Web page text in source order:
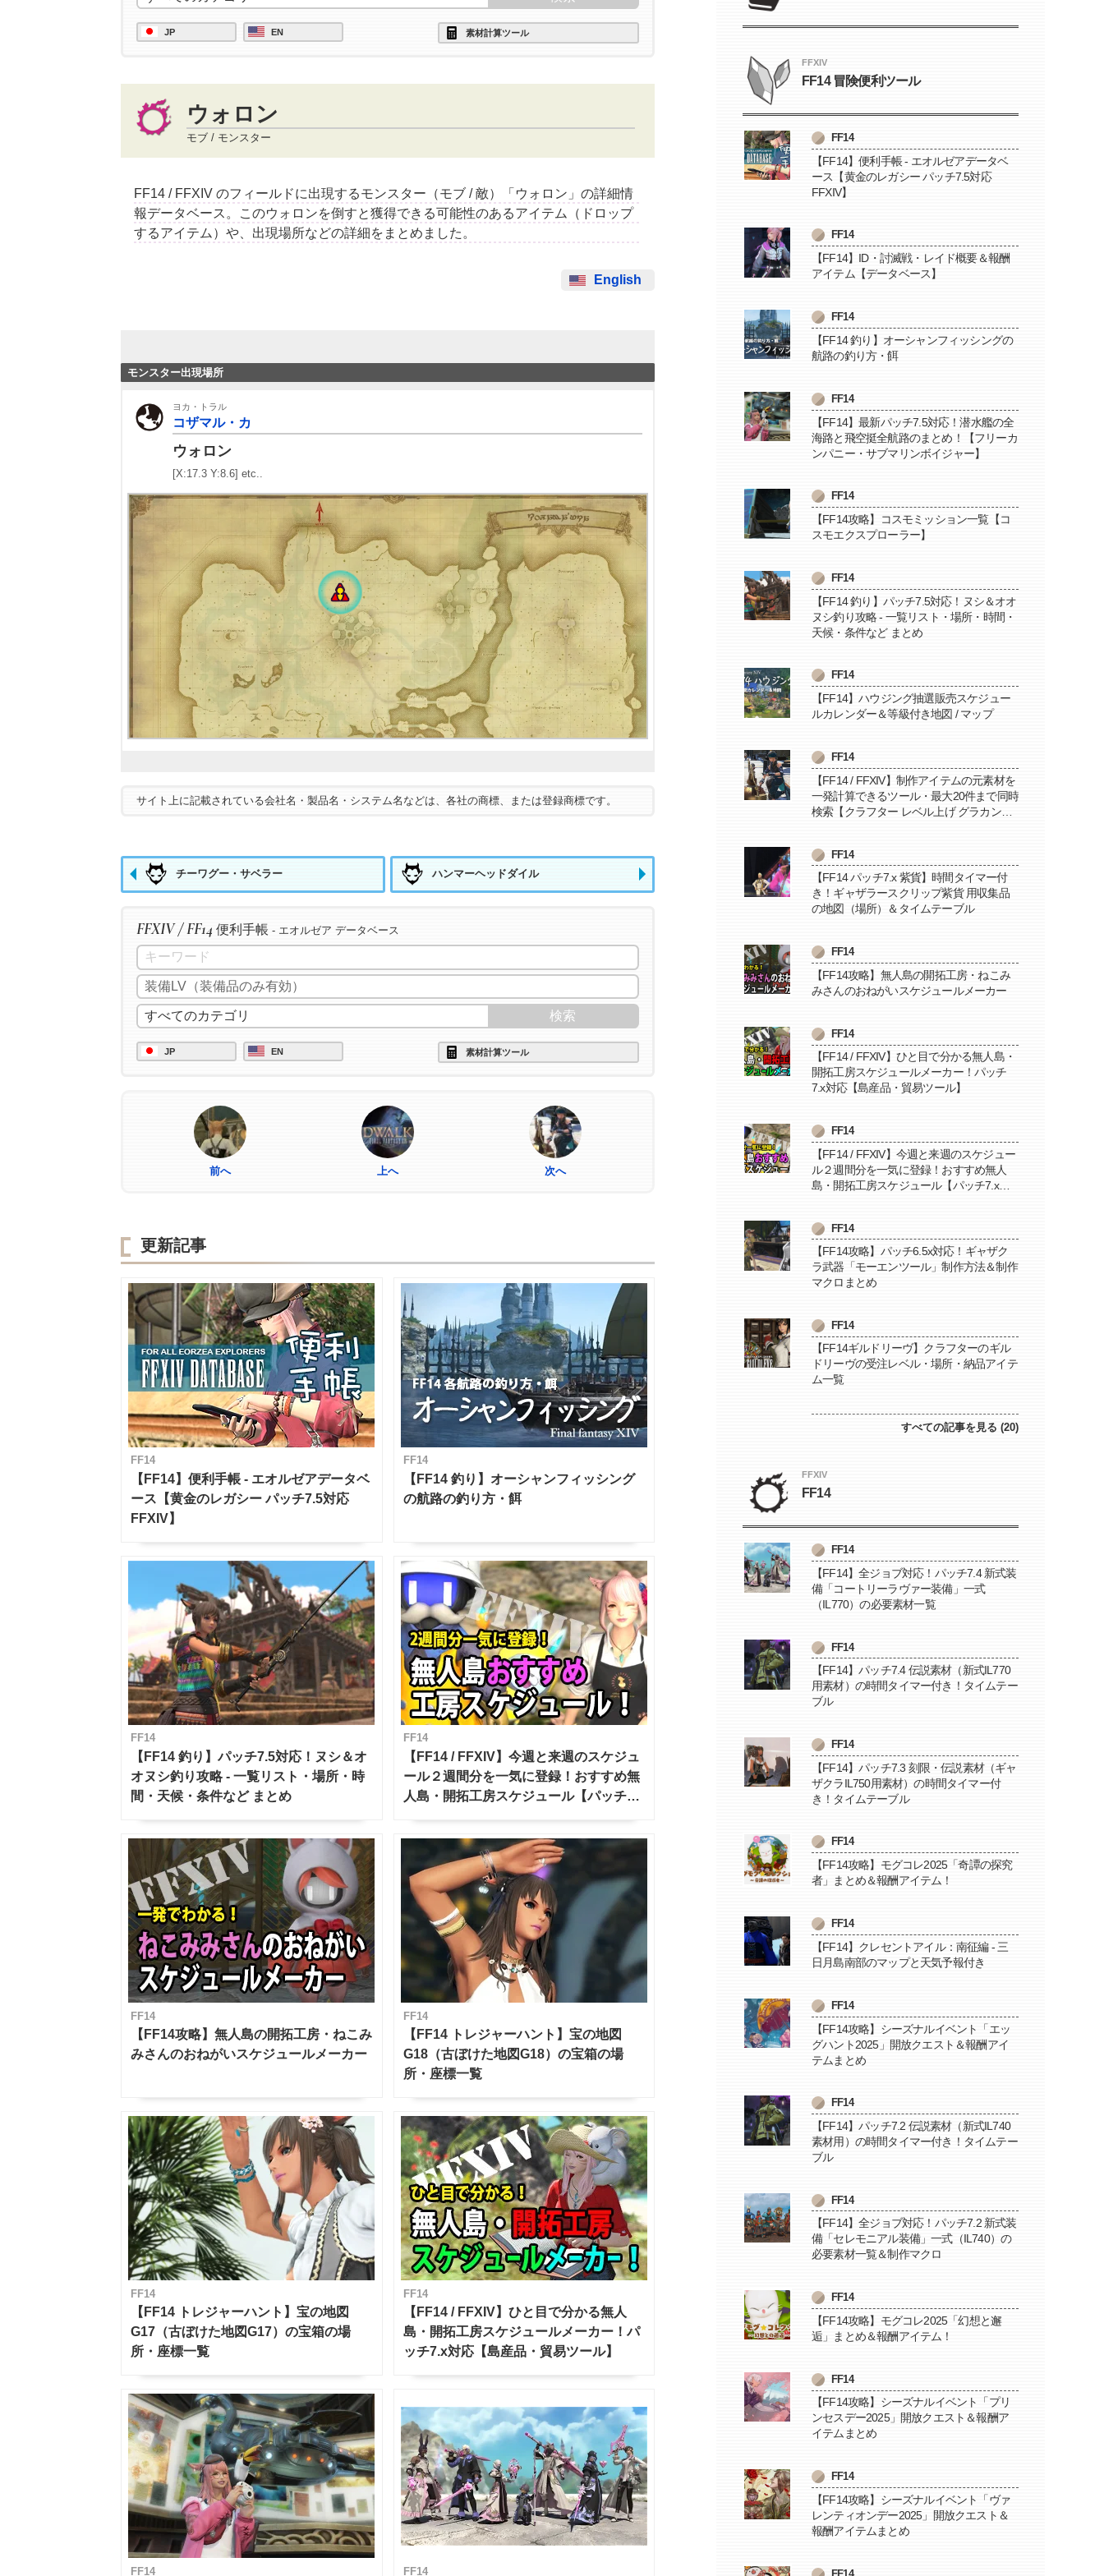
JP EN 素材計算ツール
ウォロン
モブ / モンスター
FF14 / FFXIV のフィールドに出現するモンスター（モブ / 敵）「ウォロン」の詳細情
報データベース。このウォロンを倒すと獲得できる可能性のあるアイテム（ドロップ
するアイテム）や、出現場所などの詳細をまとめました。
English
モンスター出現場所
ヨカ・トラル
コザマル・カ
ウォロン
[X:17.3 Y:8.6] etc..
サイト上に記載されている会社名・製品名・システム名などは、各社の商標、または登録商標です。
チーワグー・サベラー ハンマーヘッドダイル
FFXIV / FF14 便利手帳 - エオルゼア データベース
JP EN 素材計算ツール
前へ 上へ 次へ
更新記事
FF14
【FF14】便利手帳 - エオルゼアデータベ
ース【黄金のレガシー パッチ7.5対応
FFXIV】
FF14
【FF14 釣り】オーシャンフィッシング
の航路の釣り方・餌
FF14
【FF14 釣り】パッチ7.5対応！ヌシ＆オ
オヌシ釣り攻略 - 一覧リスト・場所・時
間・天候・条件など まとめ
FF14
【FF14 / FFXIV】今週と来週のスケジュ
ール２週間分を一気に登録！おすすめ無
人島・開拓工房スケジュール【パッチ7.x
FF14
【FF14攻略】無人島の開拓工房・ねこみ
みさんのおねがいスケジュールメーカー
FF14
【FF14 トレジャーハント】宝の地図
G18（古ぼけた地図G18）の宝箱の場
所・座標一覧
FF14
【FF14 トレジャーハント】宝の地図
G17（古ぼけた地図G17）の宝箱の場
所・座標一覧
FF14
【FF14 / FFXIV】ひと目で分かる無人
島・開拓工房スケジュールメーカー！パ
ッチ7.x対応【島産品・貿易ツール】
FF14 FF14
FFXIV
FF14 冒険便利ツール
FF14
【FF14】便利手帳 - エオルゼアデータベ
ース【黄金のレガシー パッチ7.5対応
FFXIV】
FF14
【FF14】ID・討滅戦・レイド概要＆報酬
アイテム【データベース】
FF14
【FF14 釣り】オーシャンフィッシングの
航路の釣り方・餌
FF14
【FF14】最新パッチ7.5対応！潜水艦の全
海路と飛空挺全航路のまとめ！【フリーカ
ンパニー・サブマリンボイジャー】
FF14
【FF14攻略】コスモミッション一覧【コ
スモエクスプローラー】
FF14
【FF14 釣り】パッチ7.5対応！ヌシ＆オオ
ヌシ釣り攻略 - 一覧リスト・場所・時間・
天候・条件など まとめ
FF14
【FF14】ハウジング抽選販売スケジュー
ルカレンダー＆等級付き地図 / マップ
FF14
【FF14 / FFXIV】制作アイテムの元素材を
一発計算できるツール・最大20件まで同時
検索【クラフター レベル上げ グラカン納
FF14
【FF14 パッチ7.x 紫貨】時間タイマー付
き！ギャザラースクリップ紫貨 用収集品
の地図（場所）＆タイムテーブル
FF14
【FF14攻略】無人島の開拓工房・ねこみ
みさんのおねがいスケジュールメーカー
FF14
【FF14 / FFXIV】ひと目で分かる無人島・
開拓工房スケジュールメーカー！パッチ
7.x対応【島産品・貿易ツール】
FF14
【FF14 / FFXIV】今週と来週のスケジュー
ル２週間分を一気に登録！おすすめ無人
島・開拓工房スケジュール【パッチ7.x対
FF14
【FF14攻略】パッチ6.5x対応！ギャザク
ラ武器「モーエンツール」制作方法＆制作
マクロまとめ
FF14
【FF14ギルドリーヴ】クラフターのギル
ドリーヴの受注レベル・場所・納品アイテ
ム一覧
すべての記事を見る (20)
FFXIV
FF14
FF14
【FF14】全ジョブ対応！パッチ7.4 新式装
備「コートリーラヴァー装備」一式
（IL770）の必要素材一覧
FF14
【FF14】パッチ7.4 伝説素材（新式IL770
用素材）の時間タイマー付き！タイムテー
ブル
FF14
【FF14】パッチ7.3 刻限・伝説素材（ギャ
ザクラIL750用素材）の時間タイマー付
き！タイムテーブル
FF14
【FF14攻略】モグコレ2025「奇譚の探究
者」まとめ＆報酬アイテム！
FF14
【FF14】クレセントアイル：南征編 - 三
日月島南部のマップと天気予報付き
FF14
【FF14攻略】シーズナルイベント「エッ
グハント2025」開放クエスト＆報酬アイ
テムまとめ
FF14
【FF14】パッチ7.2 伝説素材（新式IL740
素材用）の時間タイマー付き！タイムテー
ブル
FF14
【FF14】全ジョブ対応！パッチ7.2 新式装
備「セレモニアル装備」一式（IL740）の
必要素材一覧＆制作マクロ
FF14
【FF14攻略】モグコレ2025「幻想と邂
逅」まとめ＆報酬アイテム！
FF14
【FF14攻略】シーズナルイベント「プリ
ンセスデー2025」開放クエスト＆報酬ア
イテムまとめ
FF14
【FF14攻略】シーズナルイベント「ヴァ
レンティオンデー2025」開放クエスト＆
報酬アイテムまとめ